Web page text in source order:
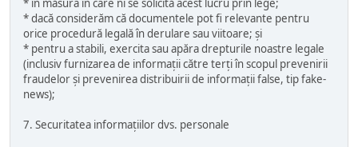
* în măsura în care ni se solicită acest lucru prin lege;
* dacă considerăm că documentele pot fi relevante pentru
orice procedură legală în derulare sau viitoare; și
* pentru a stabili, exercita sau apăra drepturile noastre legale
(inclusiv furnizarea de informații către terți în scopul prevenirii
fraudelor și prevenirea distribuirii de informații false, tip fake-
news);
7. Securitatea informațiilor dvs. personale